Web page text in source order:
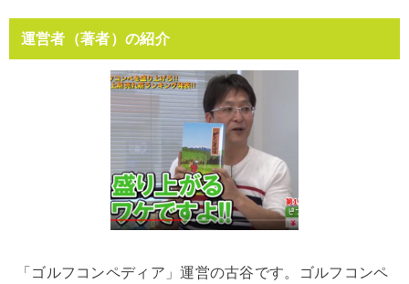
運営者（著者）の紹介
「ゴルフコンペディア」運営の古谷です。ゴルフコンペ